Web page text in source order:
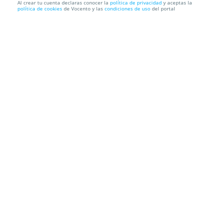
Experiencia Riscales: 10 tapas Premium + 4 bebidas
Al crear tu cuenta declaras conocer la política de privacidad y aceptas la
política de cookies de Vocento y las condiciones de uso del portal